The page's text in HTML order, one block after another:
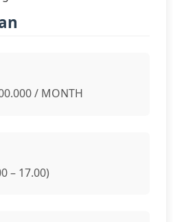
/ MONTH
– 17.00)